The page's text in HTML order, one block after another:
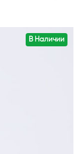
В Наличии